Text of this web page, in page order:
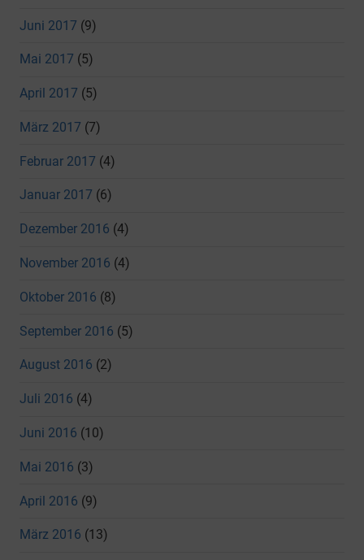
Juni 2017 (9)
Mai 2017 (5)
April 2017 (5)
März 2017 (7)
Februar 2017 (4)
Januar 2017 (6)
Dezember 2016 (4)
November 2016 (4)
Oktober 2016 (8)
September 2016 (5)
August 2016 (2)
Juli 2016 (4)
Juni 2016 (10)
Mai 2016 (3)
April 2016 (9)
März 2016 (13)